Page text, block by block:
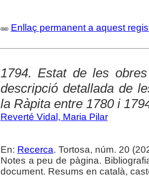
Enllaç permanent a aquest
1794. Estat de les
descripció detallada de
la Ràpita entre 1780 i
Reverté Vidal, Maria Pilar
En: Recerca. Tortosa, núm. 20
Notes a peu de pàgina.
document. Resums en català,